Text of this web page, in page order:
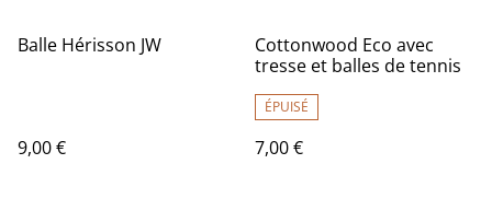
Balle Hérisson JW
9,00 €
Cottonwood Eco avec
tresse et balles de tennis
ÉPUISÉ
7,00 €